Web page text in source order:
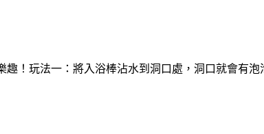
！玩法一：將入浴棒沾水到洞口處，洞口就會有